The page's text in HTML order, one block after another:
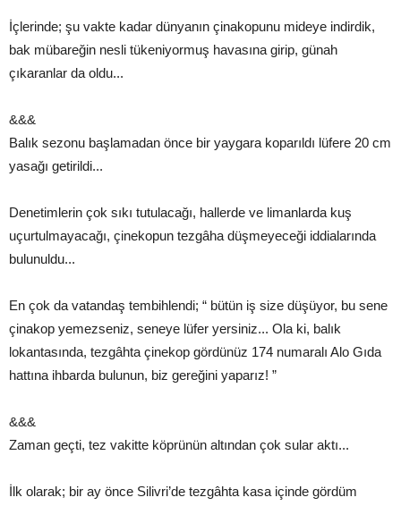
İçlerinde; şu vakte kadar dünyanın çinakopunu mideye indirdik,
bak mübareğin nesli tükeniyormuş havasına girip, günah
çıkaranlar da oldu...
&&&
Balık sezonu başlamadan önce bir yaygara koparıldı lüfere 20 cm
yasağı getirildi...
Denetimlerin çok sıkı tutulacağı, hallerde ve limanlarda kuş
uçurtulmayacağı, çinekopun tezgâha düşmeyeceği iddialarında
bulunuldu...
En çok da vatandaş tembihlendi; “ bütün iş size düşüyor, bu sene
çinakop yemezseniz, seneye lüfer yersiniz... Ola ki, balık
lokantasında, tezgâhta çinekop gördünüz 174 numaralı Alo Gıda
hattına ihbarda bulunun, biz gereğini yaparız! ”
&&&
Zaman geçti, tez vakitte köprünün altından çok sular aktı...
İlk olarak; bir ay önce Silivri’de tezgâhta kasa içinde gördüm